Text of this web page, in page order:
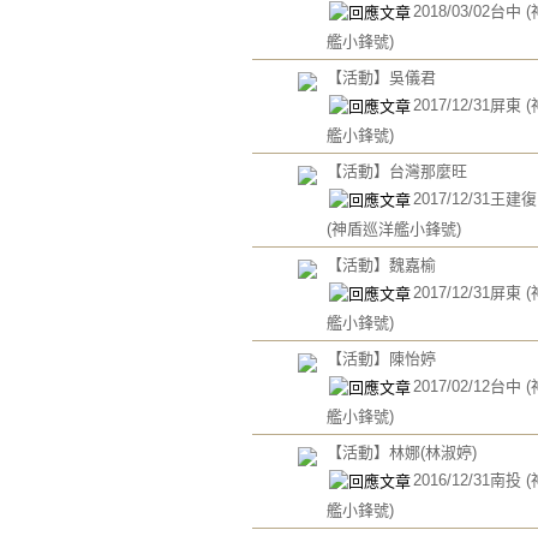
2018/03/02台中 (
艦小鋒號)
【活動】吳儀君
2017/12/31屏東 (
艦小鋒號)
【活動】台灣那麼旺
2017/12/31王建
(神盾巡洋艦小鋒號)
【活動】魏嘉榆
2017/12/31屏東 (
艦小鋒號)
【活動】陳怡婷
2017/02/12台中 (
艦小鋒號)
【活動】林娜(林淑婷)
2016/12/31南投 (
艦小鋒號)